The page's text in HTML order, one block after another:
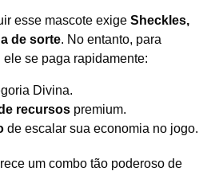
esse mascote exige Sheckles,
de sorte. No entanto, para
se paga rapidamente:
Divina.
recursos premium.
de escalar sua economia no jogo.
um combo tão poderoso de